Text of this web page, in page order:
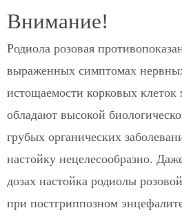
Внимание!
Родиола розовая
выраженных симптомах
истощаемости корковых клеток
обладают высокой
грубых органических
настойку нецелесообразно.
дозах настойка родиолы
при постгриппозном